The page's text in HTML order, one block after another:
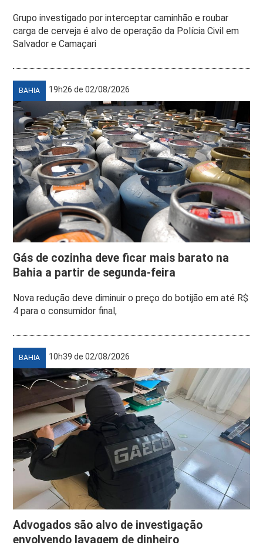
Grupo investigado por interceptar caminhão e roubar
carga de cerveja é alvo de operação da Polícia Civil em
Salvador e Camaçari
BAHIA 19h26 de 02/08/2026
Gás de cozinha deve ficar mais barato na
Bahia a partir de segunda-feira
Nova redução deve diminuir o preço do botijão em até R$
4 para o consumidor final,
BAHIA 10h39 de 02/08/2026
Advogados são alvo de investigação
envolvendo lavagem de dinheiro